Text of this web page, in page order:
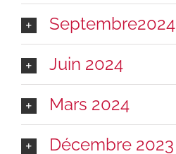
Septembre2024
Juin 2024
Mars 2024
Décembre 2023